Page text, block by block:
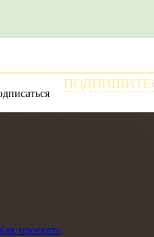
проехать